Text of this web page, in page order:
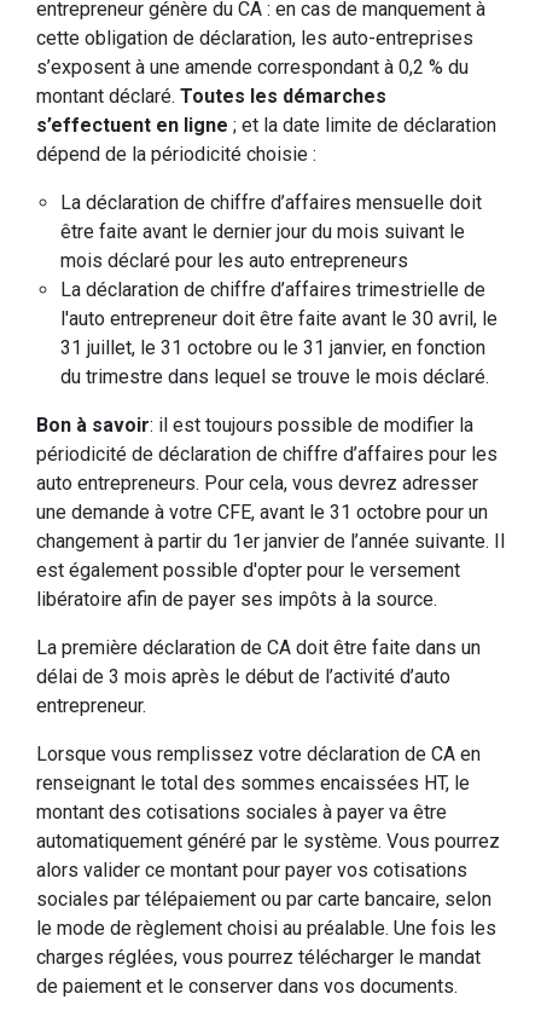
entrepreneur génère du CA : en cas de manquement à
cette obligation de déclaration, les auto-entreprises
s’exposent à une amende correspondant à 0,2 % du
montant déclaré. Toutes les démarches
s’effectuent en ligne ; et la date limite de déclaration
dépend de la périodicité choisie :
La déclaration de chiffre d’affaires mensuelle doit
être faite avant le dernier jour du mois suivant le
mois déclaré pour les auto entrepreneurs
La déclaration de chiffre d’affaires trimestrielle de
l'auto entrepreneur doit être faite avant le 30 avril, le
31 juillet, le 31 octobre ou le 31 janvier, en fonction
du trimestre dans lequel se trouve le mois déclaré.
Bon à savoir: il est toujours possible de modifier la
périodicité de déclaration de chiffre d’affaires pour les
auto entrepreneurs. Pour cela, vous devrez adresser
une demande à votre CFE, avant le 31 octobre pour un
changement à partir du 1er janvier de l’année suivante. Il
est également possible d'opter pour le versement
libératoire afin de payer ses impôts à la source.
La première déclaration de CA doit être faite dans un
délai de 3 mois après le début de l’activité d’auto
entrepreneur.
Lorsque vous remplissez votre déclaration de CA en
renseignant le total des sommes encaissées HT, le
montant des cotisations sociales à payer va être
automatiquement généré par le système. Vous pourrez
alors valider ce montant pour payer vos cotisations
sociales par télépaiement ou par carte bancaire, selon
le mode de règlement choisi au préalable. Une fois les
charges réglées, vous pourrez télécharger le mandat
de paiement et le conserver dans vos documents.